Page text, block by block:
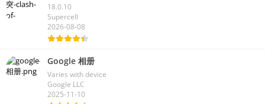
18.0.10
Supercell
2026-08-08
Google 相册
Varies with device
Google LLC
2025-11-10